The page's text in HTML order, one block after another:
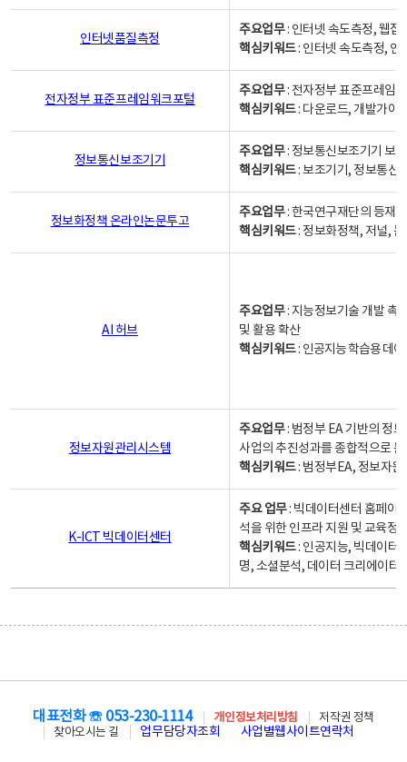
인터넷품질측정
주요업무: 인터넷 속도측정, 웹접
핵심키워드: 인터넷 속도측정, 인
전자정부 표준프레임워크포털
주요업무: 전자정부 표준프레임
핵심키워드: 다운로드, 개발가이
정보통신보조기기
주요업무: 정보통신보조기기 보
핵심키워드: 보조기기, 정보통신
정보화정책 온라인논문투고
주요업무: 한국연구재단의 등재
핵심키워드: 정보화정책, 저널,
AI 허브
주요업무: 지능정보기술 개발 촉
및 활용 확산
핵심키워드: 인공지능 학습용 데
정보자원관리시스템
주요업무: 범정부 EA 기반의 정
사업의 추진성과를 종합적으로
핵심키워드: 범정부EA, 정보자
K-ICT 빅데이터센터
주요 업무: 빅데이터센터 홈페이
석을 위한 인프라 지원 및 교육정
핵심키워드: 인공지능, 빅데이터,
명, 소셜분석, 데이터 크리에이터
대표전화 ☏ 053-230-1114 개인정보처리방침
저작권 정책
찾아오시는 길
업무담당자조회 사업별웹사이트연락처